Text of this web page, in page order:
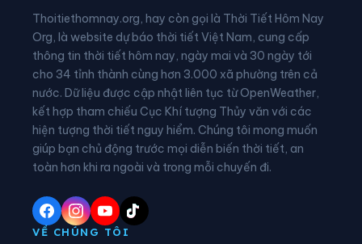
Xã Bình Nguyên Xã Bình Phú
Xã Bình Tuyền Xã Bình Xuyên
Xã Cẩm Khê Xã Cao Dương
Xã Cao Phong Xã Cao Sơn
Xã Chân Mộng Xã Chí Đám
Xã Chí Tiên
Xã Đà Bắc
Thoitiethomnay.org, hay còn gọi là Thời Tiết Hôm Nay
Org, là website dự báo thời tiết Việt Nam, cung cấp
thông tin thời tiết hôm nay, ngày mai và 30 ngày tới
cho 34 tỉnh thành cùng hơn 3.000 xã phường trên cả
nước. Dữ liệu được cập nhật liên tục từ OpenWeather,
kết hợp tham chiếu Cục Khí tượng Thủy văn với các
hiện tượng thời tiết nguy hiểm. Chúng tôi mong muốn
giúp bạn chủ động trước mọi diễn biến thời tiết, an
toàn hơn khi ra ngoài và trong mỗi chuyến đi.
VỀ CHÚNG TÔI